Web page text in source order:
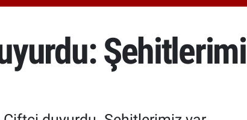
BITCOIN
64.960,21
%0.87